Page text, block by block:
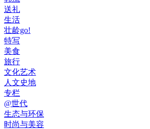
送礼
生活
壮龄go!
特写
美食
旅行
文化艺术
人文史地
专栏
@世代
生态与环保
时尚与美容